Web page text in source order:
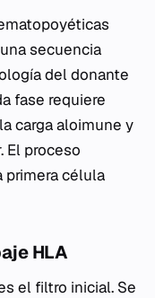
secuencia
del donante
fase requiere
carga aloimune y
El proceso
primera célula
HLA
el filtro inicial. Se